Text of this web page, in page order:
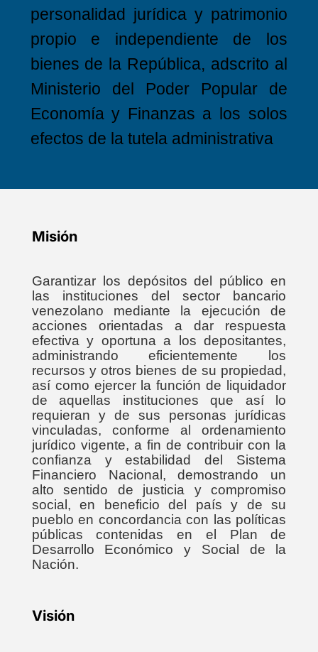
personalidad jurídica y patrimonio
propio e independiente de los
bienes de la República, adscrito al
Ministerio del Poder Popular de
Economía y Finanzas a los solos
efectos de la tutela administrativa
Misión
Garantizar los depósitos del público en
las instituciones del sector bancario
venezolano mediante la ejecución de
acciones orientadas a dar respuesta
efectiva y oportuna a los depositantes,
administrando eficientemente los
recursos y otros bienes de su propiedad,
así como ejercer la función de liquidador
de aquellas instituciones que así lo
requieran y de sus personas jurídicas
vinculadas, conforme al ordenamiento
jurídico vigente, a fin de contribuir con la
confianza y estabilidad del Sistema
Financiero Nacional, demostrando un
alto sentido de justicia y compromiso
social, en beneficio del país y de su
pueblo en concordancia con las políticas
públicas contenidas en el Plan de
Desarrollo Económico y Social de la
Nación.
Visión